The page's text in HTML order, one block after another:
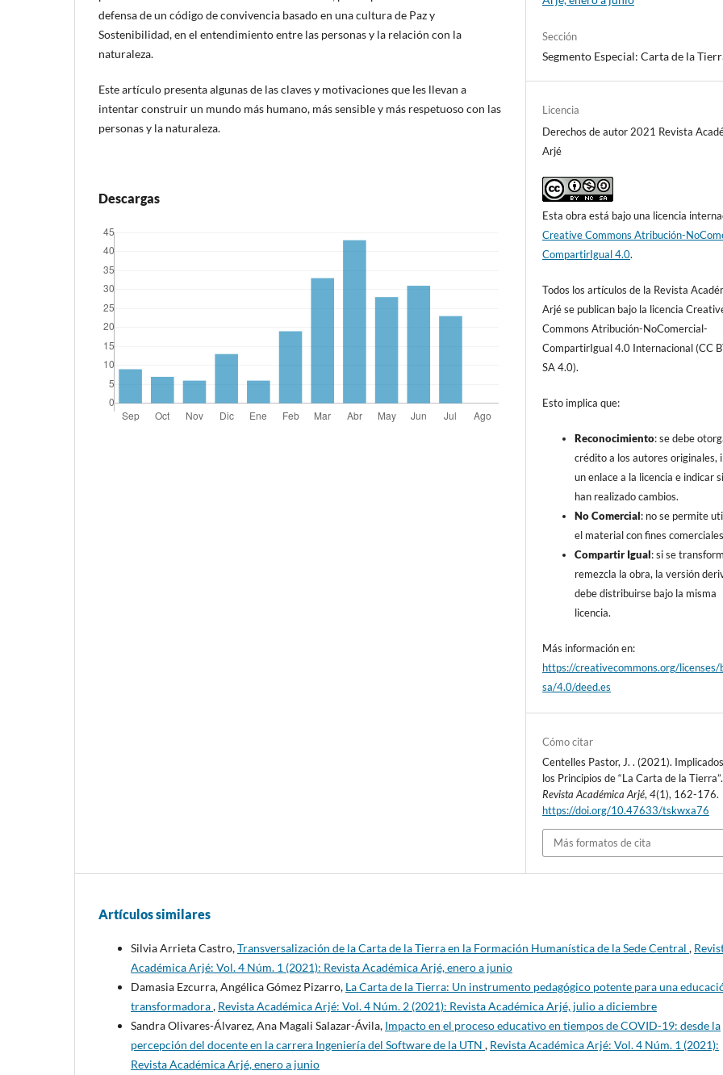
defensa de un código de convivencia basado en una cultura de Paz y
Sostenibilidad, en el entendimiento entre las personas y la relación con la
naturaleza.
Este artículo presenta algunas de las claves y motivaciones que les llevan a
intentar construir un mundo más humano, más sensible y más respetuoso con las
personas y la naturaleza.
Descargas
Sección
Segmento Especial: Carta de la
Licencia
Derechos de autor 2021 Revista
Arjé
Esta obra está bajo una licencia
Creative Commons Atribución-
CompartirIgual 4.0.
Todos los artículos de la Revista
Arjé se publican bajo la licencia
Commons Atribución-NoComercial-
CompartirIgual 4.0 Internacional (CC
SA 4.0).
Esto implica que:
Reconocimiento: se debe
crédito a los autores originales,
un enlace a la licencia e indicar
han realizado cambios.
No Comercial: no se permite
el material con fines
Compartir Igual: si se
remezcla la obra, la versión
debe distribuirse bajo la misma
licencia.
Más información en:
https://creativecommons.org/licenses/
sa/4.0/deed.es
Cómo citar
Centelles Pastor, J. . (2021).
los Principios de “La Carta de la Tierra”.
Revista Académica Arjé,4(1), 162-176.
https://doi.org/10.47633/tskwxa76
Más formatos de cita
Artículos similares
Silvia Arrieta Castro,Transversalización de la Carta de la Tierra en la Formación Humanística de la Sede Central ,
Académica Arjé: Vol. 4 Núm. 1 (2021): Revista Académica Arjé, enero a junio
Damasia Ezcurra, Angélica Gómez Pizarro, La Carta de la Tierra: Un instrumento pedagógico potente para una
transformadora, Revista Académica Arjé: Vol. 4 Núm. 2 (2021): Revista Académica Arjé, julio a diciembre
Sandra Olivares-Álvarez, Ana Magali Salazar-Ávila, Impacto en el proceso educativo en tiempos de COVID-19: desde la
percepción del docente en la carrera Ingeniería del Software de la UTN , Revista Académica Arjé: Vol. 4 Núm. 1 (2021):
Revista Académica Arjé, enero a junio